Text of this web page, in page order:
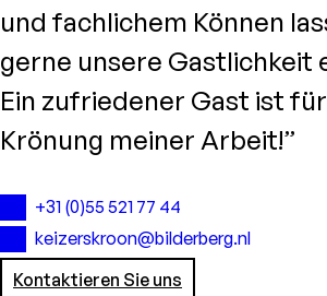
und fachlichem Können
gerne unsere Gastlichkeit
Ein zufriedener Gast ist
Krönung meiner Arbeit!”
+31 (0)55 521 77 44
keizerskroon@bilderberg.nl
Kontaktieren Sie uns